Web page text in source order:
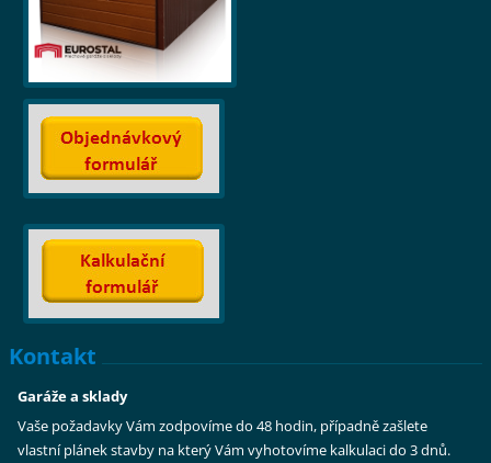
Kontakt
Garáže a sklady
Vaše požadavky Vám zodpovíme do 48 hodin, případně zašlete
vlastní plánek stavby na který Vám vyhotovíme kalkulaci do 3 dnů.